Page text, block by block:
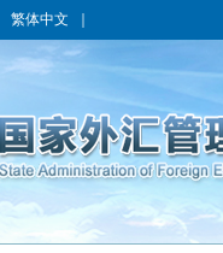
繁体中文